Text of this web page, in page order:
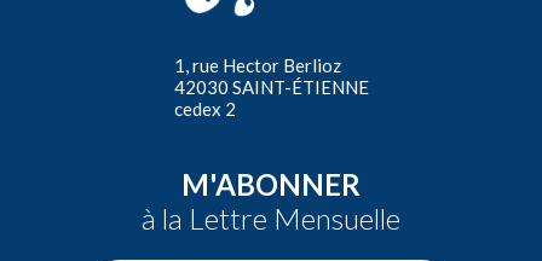
1, rue Hector Berlioz
42030 SAINT-ÉTIENNE
cedex 2
M'ABONNER
à la Lettre Mensuelle